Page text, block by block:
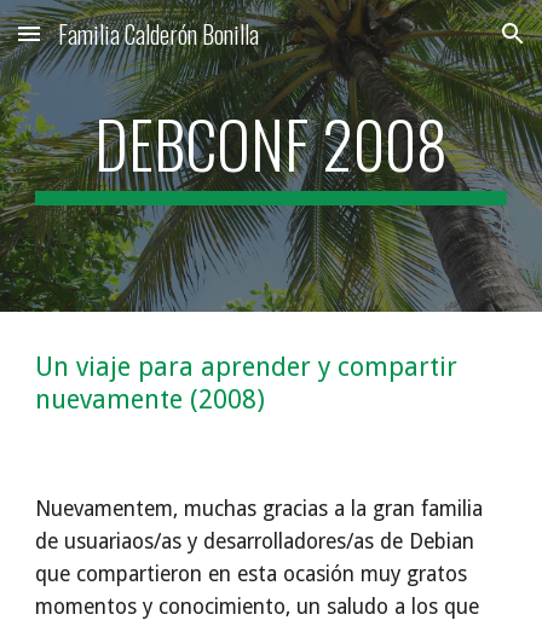
Skip to main content Skip to navigation
Familia Calderón Bonilla
DEBCONF 2008
Un viaje para aprender y compartir
nuevamente (2008)
Nuevamentem, muchas gracias a la gran familia
de usuariaos/as y desarrolladores/as de Debian
que compartieron en esta ocasión muy gratos
momentos y conocimiento, un saludo a los que